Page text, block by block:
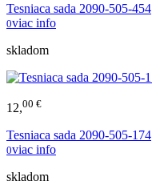
Tesniaca sada 2090-505-454
0viac info
skladom
12,00 €
Tesniaca sada 2090-505-174
0viac info
skladom